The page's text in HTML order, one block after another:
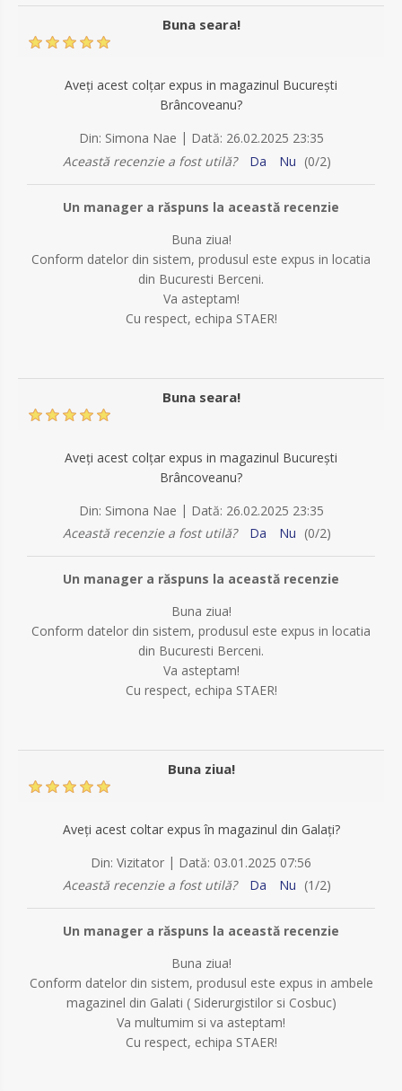
Buna seara!
Aveți acest colțar expus in magazinul București
Brâncoveanu?
Din: Simona Nae | Dată: 26.02.2025 23:35
Această recenzie a fost utilă?
Da Nu (0/2)
Un manager a răspuns la această recenzie
Buna ziua!
Conform datelor din sistem, produsul este expus in locatia
din Bucuresti Berceni.
Va asteptam!
Cu respect, echipa STAER!
Buna seara!
Aveți acest colțar expus in magazinul București
Brâncoveanu?
Din: Simona Nae | Dată: 26.02.2025 23:35
Această recenzie a fost utilă?
Da Nu (0/2)
Un manager a răspuns la această recenzie
Buna ziua!
Conform datelor din sistem, produsul este expus in locatia
din Bucuresti Berceni.
Va asteptam!
Cu respect, echipa STAER!
Buna ziua!
Aveți acest coltar expus în magazinul din Galați?
Din: Vizitator | Dată: 03.01.2025 07:56
Această recenzie a fost utilă?
Da Nu (1/2)
Un manager a răspuns la această recenzie
Buna ziua!
Conform datelor din sistem, produsul este expus in ambele
magazinel din Galati ( Siderurgistilor si Cosbuc)
Va multumim si va asteptam!
Cu respect, echipa STAER!